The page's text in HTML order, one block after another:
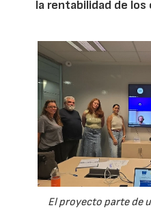
la rentabilidad de
El proyecto parte de